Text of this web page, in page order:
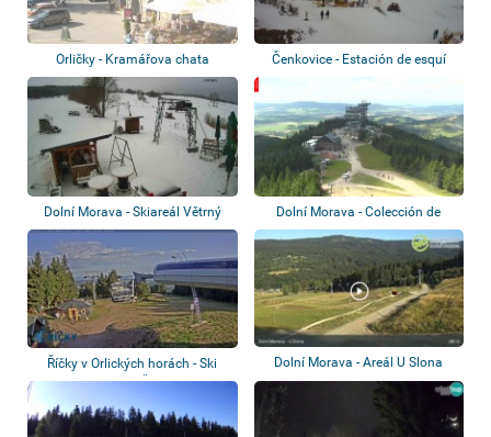
Orličky - Kramářova chata Čenkovice - Estación de esquí
Dolní Morava - Skiareál Větrný
vrch
Dolní Morava - Colección de
webcams
Říčky v Orlických horách - Ski
center Ří...
Dolní Morava - Areál U Slona